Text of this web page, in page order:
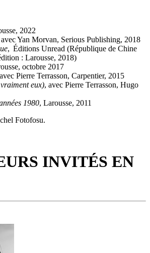
2022
avec Yan Morvan, Serious Publishing, 2018
, Éditions Unread (République de Chine
: Larousse, 2018)
octobre 2017
Pierre Terrasson, Carpentier, 2015
eux), avec Pierre Terrasson, Hugo
1980, Larousse, 2011
Fotofosu.
INVITÉS EN